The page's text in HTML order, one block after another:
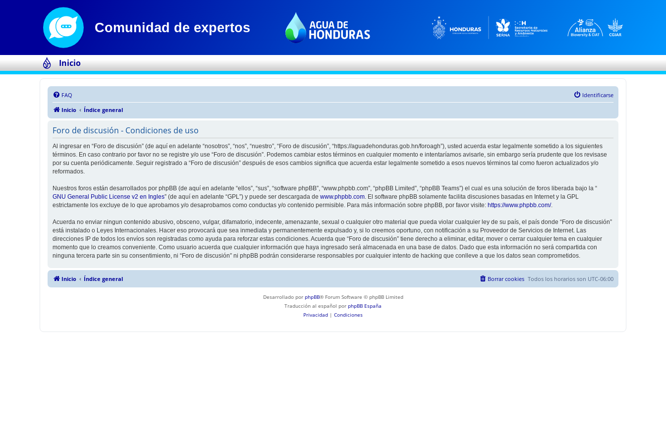
Inicio
FAQ
Identificarse
Inicio
Índice general
Foro de discusión - Condiciones de uso
Al ingresar en “Foro de discusión” (de aquí en adelante “nosotros”, “nos”, “nuestro”, “Foro de discusión”, “https://aguadehonduras.gob.hn/foroagh”), usted acuerda estar legalmente sometido a los siguientes
términos. En caso contrario por favor no se registre y/o use “Foro de discusión”. Podemos cambiar estos términos en cualquier momento e intentaríamos avisarle, sin embargo sería prudente que los revisase
por su cuenta periódicamente. Seguir registrado a “Foro de discusión” después de esos cambios significa que acuerda estar legalmente sometido a esos nuevos términos tal como fueron actualizados y/o
reformados.
Nuestros foros están desarrollados por phpBB (de aquí en adelante “ellos”, “sus”, “software phpBB”, “www.phpbb.com”, “phpBB Limited”, “phpBB Teams”) el cual es una solución de foros liberada bajo la “
GNU General Public License v2 en Ingles” (de aquí en adelante “GPL”) y puede ser descargada de www.phpbb.com. El software phpBB solamente facilita discusiones basadas en Internet y la GPL
estrictamente los excluye de lo que aprobamos y/o desaprobamos como conductas y/o contenido permisible. Para más información sobre phpBB, por favor visite: https://www.phpbb.com/.
Acuerda no enviar ningun contenido abusivo, obsceno, vulgar, difamatorio, indecente, amenazante, sexual o cualquier otro material que pueda violar cualquier ley de su país, el país donde “Foro de discusión”
está instalado o Leyes Internacionales. Hacer eso provocará que sea inmediata y permanentemente expulsado y, si lo creemos oportuno, con notificación a su Proveedor de Servicios de Internet. Las
direcciones IP de todos los envíos son registradas como ayuda para reforzar estas condiciones. Acuerda que “Foro de discusión” tiene derecho a eliminar, editar, mover o cerrar cualquier tema en cualquier
momento que lo creamos conveniente. Como usuario acuerda que cualquier información que haya ingresado será almacenada en una base de datos. Dado que esta información no será compartida con
ninguna tercera parte sin su consentimiento, ni “Foro de discusión” ni phpBB podrán considerarse responsables por cualquier intento de hacking que conlleve a que los datos sean comprometidos.
Inicio Índice general Todos los horarios son UTC-06:00
Borrar cookies
Desarrollado por phpBB® Forum Software © phpBB Limited
Traducción al español por phpBB España
Privacidad | Condiciones